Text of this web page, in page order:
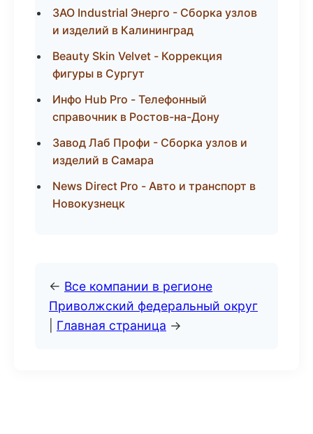
ЗАО Industrial Энерго - Сборка узлов
и изделий в Калининград
Beauty Skin Velvet - Коррекция
фигуры в Сургут
Инфо Hub Pro - Телефонный
справочник в Ростов-на-Дону
Завод Лаб Профи - Сборка узлов и
изделий в Самара
News Direct Pro - Авто и транспорт в
Новокузнецк
← Все компании в регионе
Приволжский федеральный округ
Главная страница →